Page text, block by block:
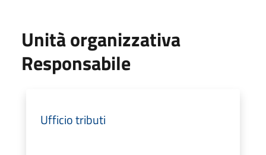
Unità organizzativa
Responsabile
Ufficio tributi